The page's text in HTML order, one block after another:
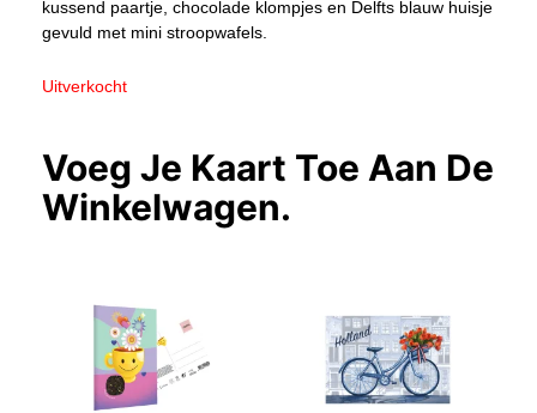
kussend paartje, chocolade klompjes en Delfts blauw huisje
gevuld met mini stroopwafels.
Uitverkocht
Voeg Je Kaart Toe Aan De
Winkelwagen.